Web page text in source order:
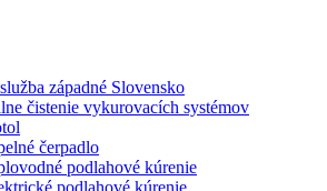
západné Slovensko
čistenie vykurovacích systémov
čerpadlo
podlahové kúrenie
podlahové kúrenie